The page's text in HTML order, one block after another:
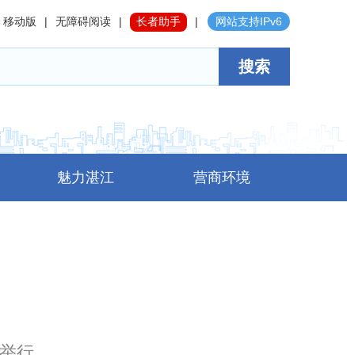
移动版 | 无障碍阅读 | 长者助手 | 网站支持IPv6
搜索
魅力湛江 营商环境